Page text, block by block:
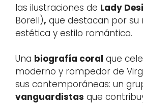
las ilustraciones de Lady
Borell), que destacan por su
estética y estilo romántico.
Una biografía coral que
moderno y rompedor de
sus contemporáneas: un
vanguardistas que